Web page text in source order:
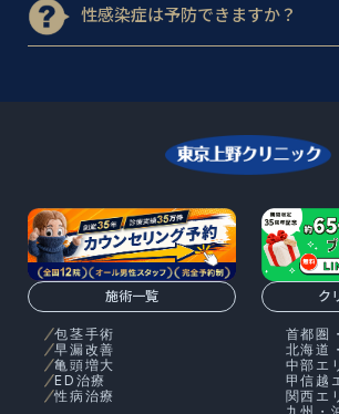
性感染症は予防できますか？
施術一覧
包茎手術
早漏改善
亀頭増大
ED治療
性病治療
ク
首都圏
北海道
中部エ
甲信越
関西エ